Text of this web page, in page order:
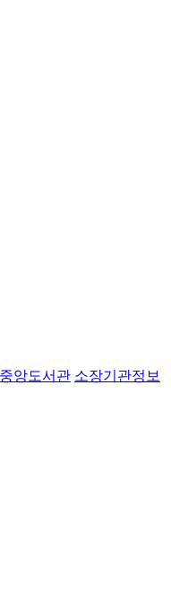
앙도서관 소장기관정보